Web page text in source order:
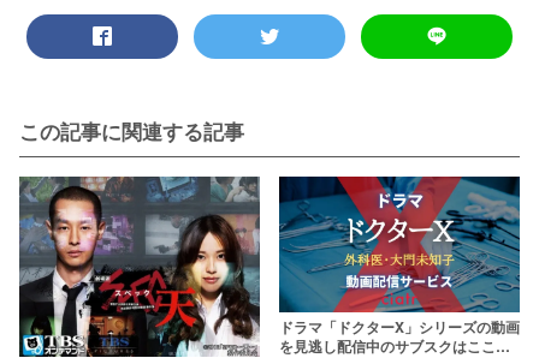
この記事に関連する記事
ドラマ「ドクターX」シリーズの動画
を見逃し配信中のサブスクはここ！